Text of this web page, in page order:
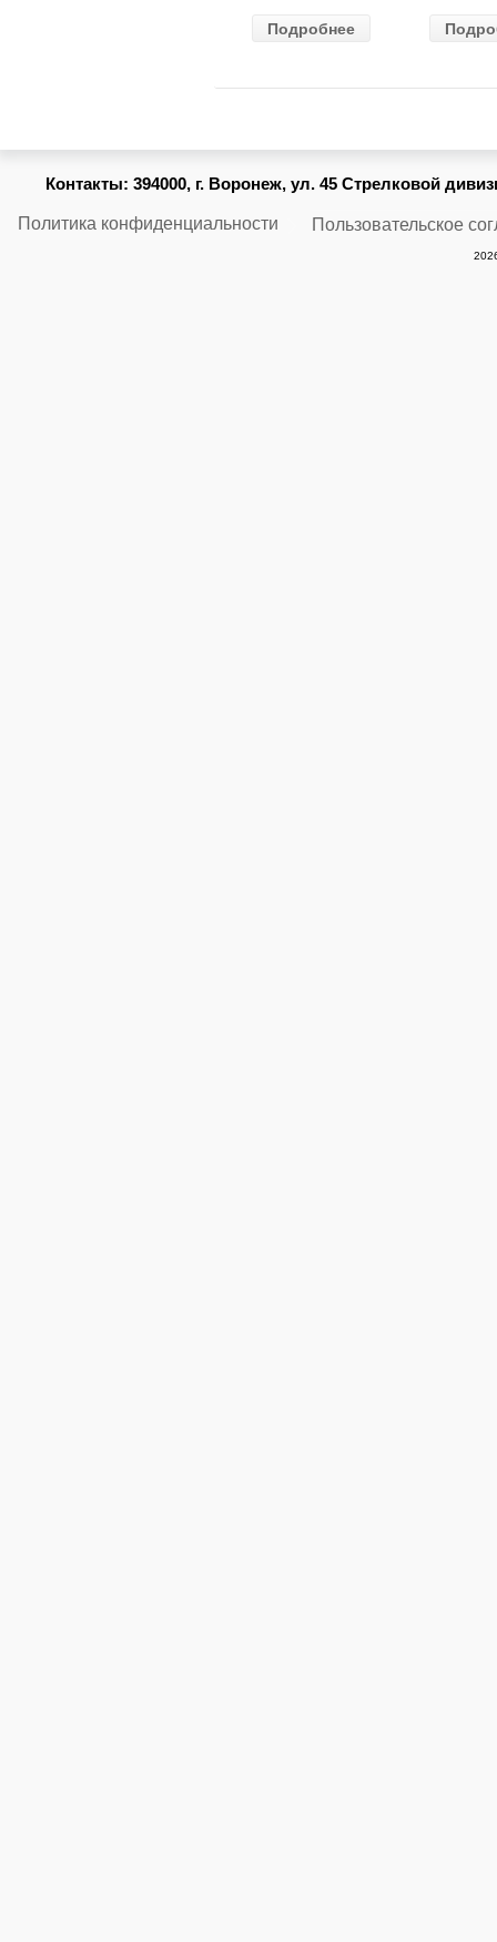
(MANN) W
Подробнее
Контакты: 394000, г. Воронеж, ул. 45 Стрелковой
Политика конфиденциальности Пользовательское